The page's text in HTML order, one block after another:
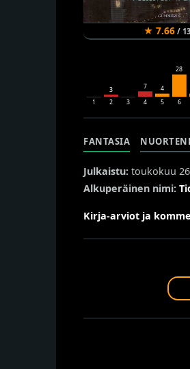
★ 7.66/
1
3
2
3
7
4
4
5
28
6
FANTASIA
Julkaistu: toukokuu
Alkuperäinen nimi:
Kirja-arviot ja